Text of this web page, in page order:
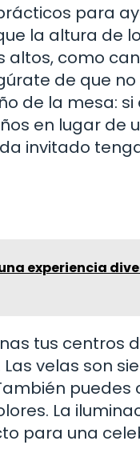
para
la altura de
altos, como
de que
de la mesa: si
en lugar de
invitado
experiencia
tus centros
velas son
puedes
La
para una